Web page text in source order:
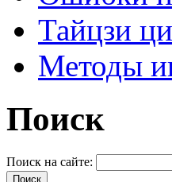
Тайцзи
Методы
Поиск
Поиск на сайте: